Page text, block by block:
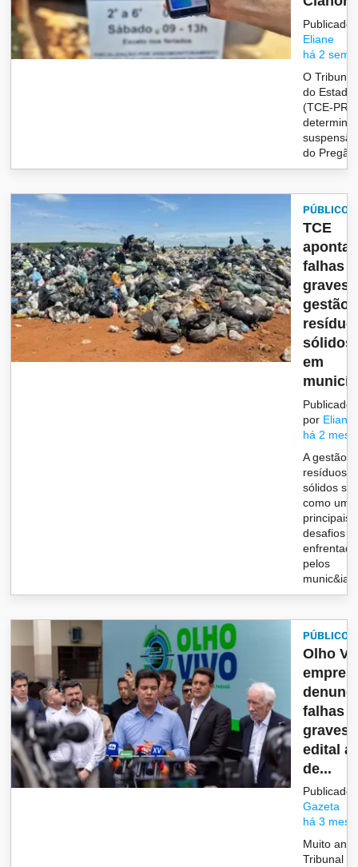
Publicado
Eliane
há 2
O
do Estado
(TCE-PR)
do
PÚBLICO
TCE
aponta
falhas
graves
gestão
sólidos
em
Publicado
por Eliane
há 2
A gestão
resíduos
sólidos
como um
principais
desafios
pelos
PÚBLICO
Olho
falhas
graves
edital
de...
Publicado
Gazeta
há 3
Muito
Tribunal